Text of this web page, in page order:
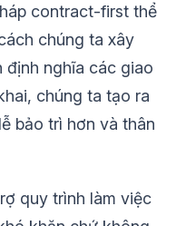
contract-first thể
chúng ta xây
định nghĩa các giao
chúng ta tạo ra
bảo trì hơn và thân
quy trình làm việc